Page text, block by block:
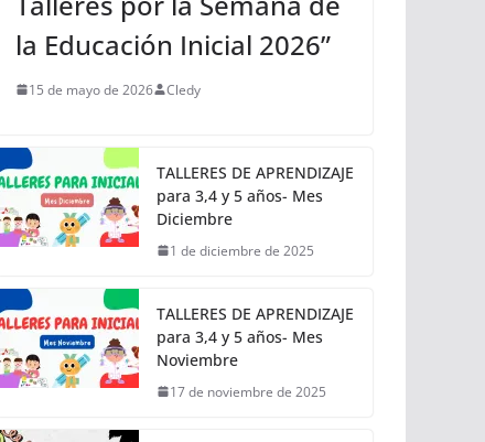
la Educación Inicial 2026”
15 de mayo de 2026 Cledy
TALLERES DE APRENDIZAJE
para 3,4 y 5 años- Mes
Diciembre
1 de diciembre de 2025
TALLERES DE APRENDIZAJE
para 3,4 y 5 años- Mes
Noviembre
17 de noviembre de 2025